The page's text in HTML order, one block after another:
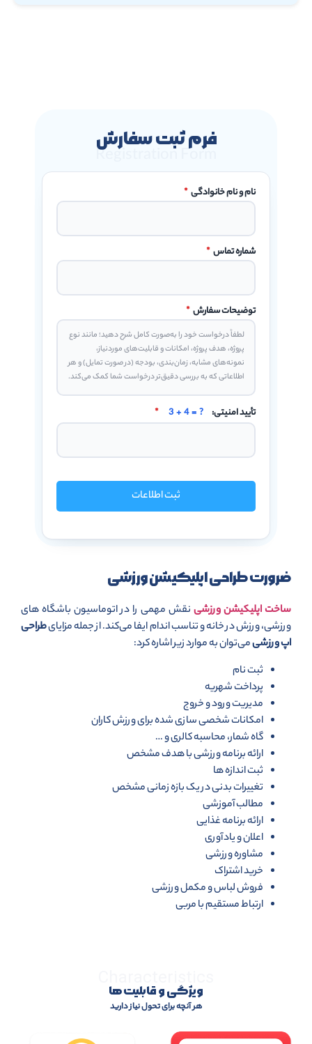
فرم ثبت سفارش
Registration Form
نام و نام خانوادگی *
شماره تماس *
توضیحات سفارش *
تأیید امنیتی: 3 + 4 = ?
*
ثبت اطلاعات
ضرورت طراحی اپلیکیشن ورزشی
ساخت اپلیکیشن ورزشی نقش مهمی را در اتوماسیون باشگاه های
ورزشی، ورزش در خانه و تناسب اندام ایفا می‌کند. از جمله مزایایطراحی
اپ ورزشیمی‌توان به موارد زیر اشاره کرد:
ثبت نام
پرداخت شهریه
مدیریت ورود و خروج
امکانات شخصی سازی شده برای ورزش کاران
گاه شمار، محاسبه کالری و …
ارائه برنامه ورزشی با هدف مشخص
ثبت اندازه ها
تغییرات بدنی در یک بازه زمانی مشخص
مطالب آموزشی
ارائه برنامه غذایی
اعلان و یادآوری
مشاوره ورزشی
خرید اشتراک
فروش لباس و مکمل ورزشی
ارتباط مستقیم با مربی
ویژگی و قابلیت ها
هر آنچه برای تحول نیاز دارید